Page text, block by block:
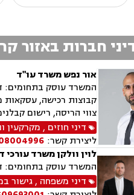
חברות באזור
אור נפש משרד עו"ד
המשרד עוסק בתחומים:
קבוצות רכישה, עסקאות
צווי הריסה, רישום
דיני חוזים , מקרקעין
ליצירת קשר:
לוין וולקן משרד עורכי
המשרד עוסק בתחומים:
דיני משפחה ,גישור